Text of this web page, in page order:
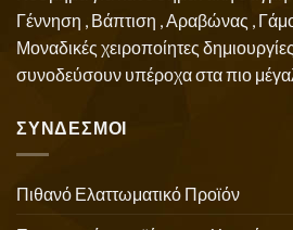
Γέννηση , Βάπτιση , Αραβώνας ,
Μοναδικές χειροποίητες
συνοδεύσουν υπέροχα στα πιο
ΣΥΝΔΕΣΜΟΙ
Πιθανό Ελαττωματικό Προϊόν